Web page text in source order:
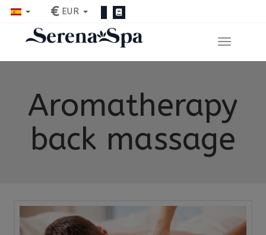
€ EUR
Aromatherapy
back massage